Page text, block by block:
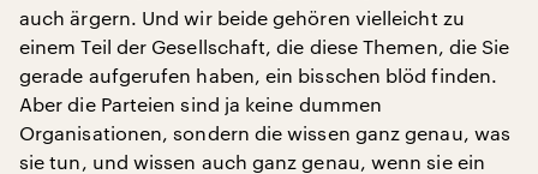
auch ärgern. Und wir beide gehören vielleicht zu
einem Teil der Gesellschaft, die diese Themen, die Sie
gerade aufgerufen haben, ein bisschen blöd finden.
Aber die Parteien sind ja keine dummen
Organisationen, sondern die wissen ganz genau, was
sie tun, und wissen auch ganz genau, wenn sie ein